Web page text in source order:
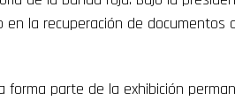
en la recuperación de documentos
forma parte de la exhibición